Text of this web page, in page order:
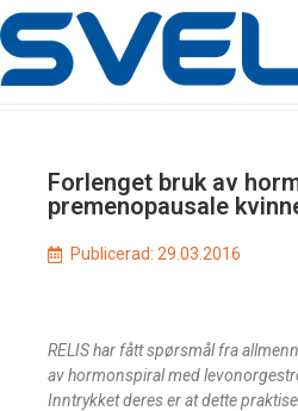
Forlenget bruk av
premenopausale
Publicerad: 29.03.2016
RELIS har fått spørsmål fra
av hormonspiral med
Inntrykket deres er at dette